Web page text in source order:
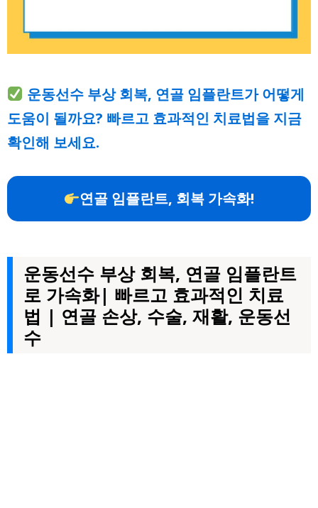
운동선수 부상 회복, 연골 임플란트가 어떻게
도움이 될까요? 빠르고 효과적인 치료법을 지금
확인해 보세요.
연골 임플란트, 회복 가속화!
운동선수 부상 회복, 연골 임플란트
로 가속화| 빠르고 효과적인 치료
법 | 연골 손상, 수술, 재활, 운동선
수